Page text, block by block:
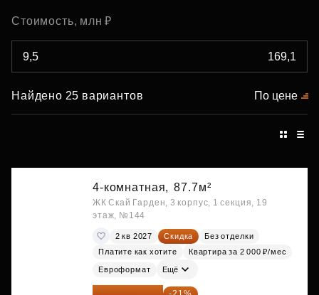
Стоимость, млн ₽
Найдено 25 вариантов По цене
4-комнатная, 87.7м²
ЖК Скай Гарден, 3 корпус, 1 секция, 19
этаж, №144
2 кв 2027 Скидка
Без отделки
Платите как хотите
Квартира за 2 000 ₽/мес
Евроформат Ещё